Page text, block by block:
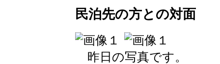
民泊先の方との対面
昨日の写真です。